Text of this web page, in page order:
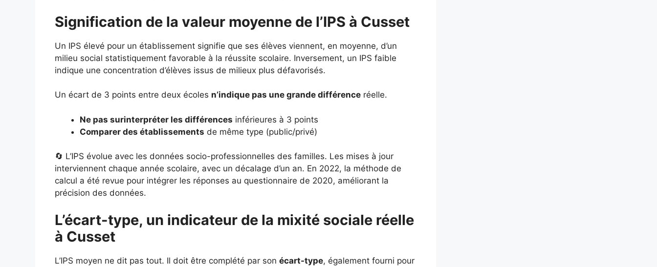
Signification de la valeur moyenne de l’IPS à Cusset
Un IPS élevé pour un établissement signifie que ses élèves viennent, en moyenne, d’un
milieu social statistiquement favorable à la réussite scolaire. Inversement, un IPS faible
indique une concentration d’élèves issus de milieux plus défavorisés.
Un écart de 3 points entre deux écoles n’indique pas une grande différence réelle.
Ne pas surinterpréter les différences inférieures à 3 points
Comparer des établissements de même type (public/privé)
🔄 L’IPS évolue avec les données socio-professionnelles des familles. Les mises à jour
interviennent chaque année scolaire, avec un décalage d’un an. En 2022, la méthode de
calcul a été revue pour intégrer les réponses au questionnaire de 2020, améliorant la
précision des données.
L’écart-type, un indicateur de la mixité sociale réelle
à Cusset
L’IPS moyen ne dit pas tout. Il doit être complété par son écart-type, également fourni pour